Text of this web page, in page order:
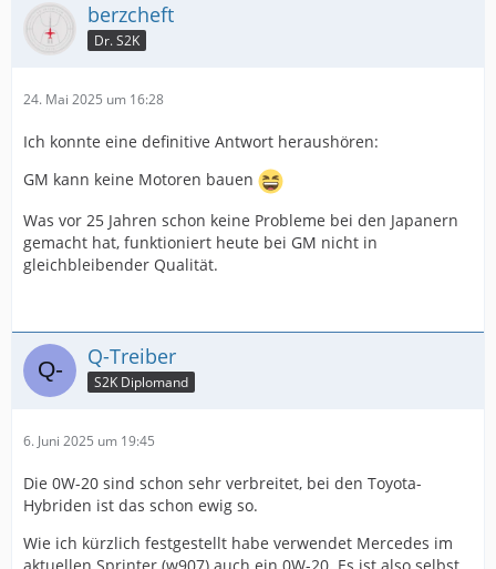
berzcheft
Dr. S2K
24. Mai 2025 um 16:28
Ich konnte eine definitive Antwort heraushören:
GM kann keine Motoren bauen
Was vor 25 Jahren schon keine Probleme bei den Japanern
gemacht hat, funktioniert heute bei GM nicht in
gleichbleibender Qualität.
Q-Treiber
S2K Diplomand
6. Juni 2025 um 19:45
Die 0W-20 sind schon sehr verbreitet, bei den Toyota-
Hybriden ist das schon ewig so.
Wie ich kürzlich festgestellt habe verwendet Mercedes im